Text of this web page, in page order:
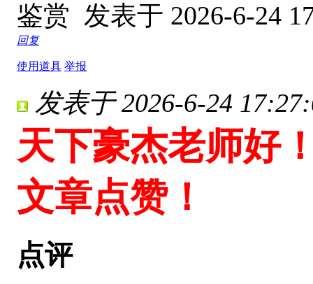
鉴赏 发表于 2026-6-24
回复
使用道具 举报
发表于 2026-6-24
天下豪杰老师好
文章点赞！
点评